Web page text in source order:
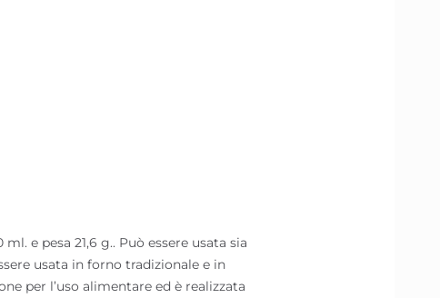
e pesa 21,6 g.. Può essere usata sia
usata in forno tradizionale e in
per l’uso alimentare ed è realizzata